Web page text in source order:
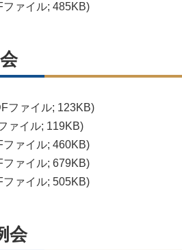
ファイル; 485KB)
ファイル; 123KB)
ァイル; 119KB)
ファイル; 460KB)
ファイル; 679KB)
ファイル; 505KB)
会